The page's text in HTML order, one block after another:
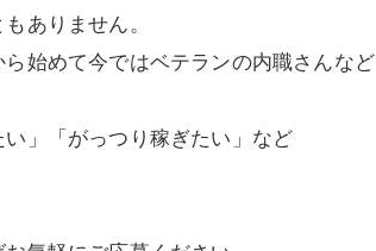
ありません。
始めて今ではベテランの内職さんなど
」「がっつり稼ぎたい」など